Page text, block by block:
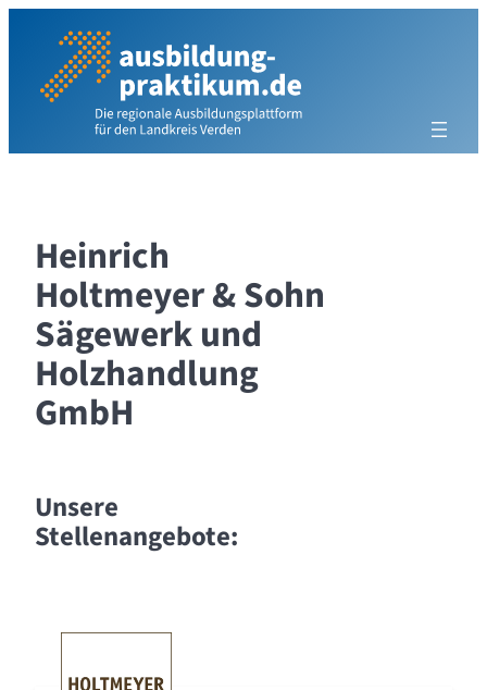
springen
Heinrich
Holtmeyer & Sohn
Sägewerk und
Holzhandlung
GmbH
Unsere
Stellenangebote: